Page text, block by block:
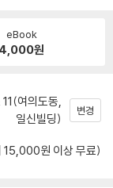
eBook
4,000원
여의도동,
일신빌딩)
변경
15,000원 이상 무료)